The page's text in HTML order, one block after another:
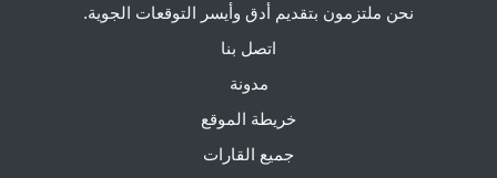
نحن ملتزمون بتقديم أدق وأيسر التوقعات الجوية.
اتصل بنا
مدونة
خريطة الموقع
جميع القارات